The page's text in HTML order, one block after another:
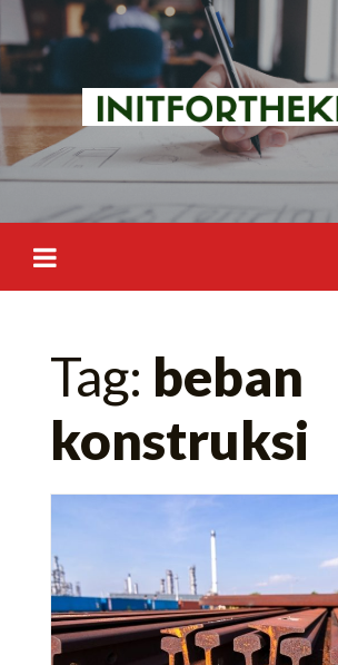
Skip
to
content
Tag: beban
konstruksi